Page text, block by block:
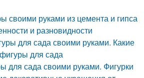
своими руками из цемента и гипса
и разновидности
для сада своими руками. Какие
для сада
для сада своими руками. Фигурки